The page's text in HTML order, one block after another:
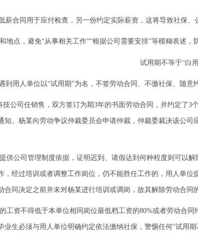
薪合同用于应付检查，另一份约定实际薪资，这将导致社保
地点，避免“从事相关工作”“根据公司需要安排”等模糊表述，
试用期不等于“白
到用人单位以“试用期”为名，不签劳动合同、不缴社保、随
技公司任销售，双方签订为期3年的书面劳动合同，并约定了
知。杨某向劳动争议仲裁委员会申请仲裁，仲裁委裁决该公
供公司管理制度依据，证明迟到、请假达到何种程度则可以
，经过培训或者调整工作岗位，仍不能胜任工作的，用人单
合同决定之前并未对杨某进行培训或调岗，故其解除劳动合同
工资不得低于本单位相同岗位最低档工资的80%或者劳动合
生必须与用人单位明确约定依法缴纳社保，警惕任何“试用期